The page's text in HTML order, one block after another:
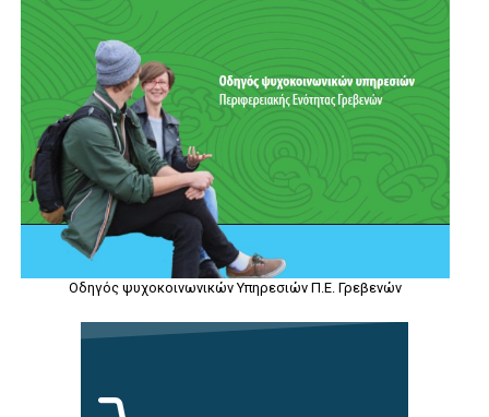
Οδηγός ψυχοκοινωνικών Υπηρεσιών Π.Ε. Γρεβενών